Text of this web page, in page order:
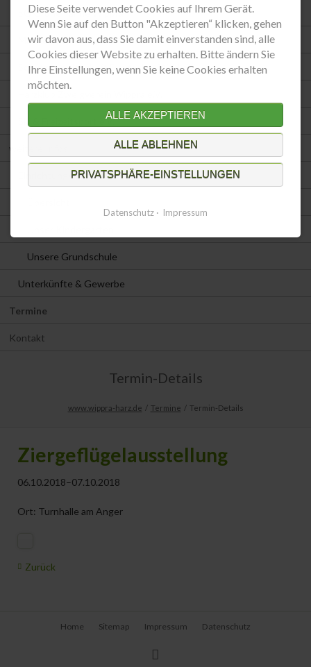
Diese Seite verwendet Cookies auf Ihrem Gerät.
Wenn Sie auf den Button "Akzeptieren“ klicken, gehen
wir davon aus, dass Sie damit einverstanden sind, alle
Cookies dieser Website zu erhalten. Bitte ändern Sie
Ihre Einstellungen, wenn Sie keine Cookies erhalten
möchten.
ALLE AKZEPTIEREN
ALLE ABLEHNEN
PRIVATSPHÄRE-EINSTELLUNGEN
Datenschutz Impressum
SG Grüne Tanne Wippra
Männerchor Wippra
Schutzgemeinschaft Deutscher Wald e.V.
Ski & Freizeitsport e.V.
weitere Infos
Einrichtungen
Unsere Grundschule
Unterkünfte & Gewerbe
Termine
Kontakt
Termin-Details
www.wippra-harz.de Termine Termin-Details
Ziergeflügelausstellung
06.10.2018–07.10.2018
Ort: Turnhalle am Anger
Zurück
Home Sitemap Impressum Datenschutz